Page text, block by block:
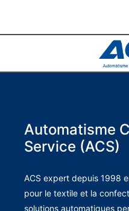
Automatisme
Service (ACS)
ACS expert depuis 1998
pour le textile et la
solutions automatiques